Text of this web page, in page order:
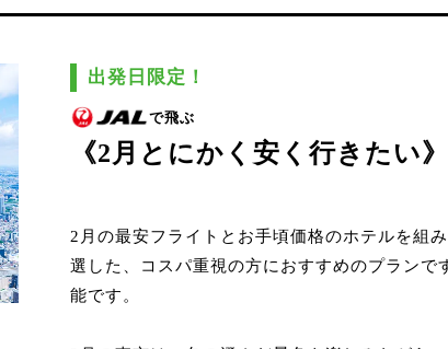
出発日限定！
で飛ぶ
《2月とにかく安く行きたい
2月の最安フライトとお手頃価格のホテルを組
選した、コスパ重視の方におすすめのプラン
能です。